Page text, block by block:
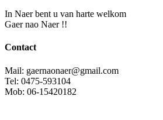
In Naer bent u van harte welkom
Gaer nao Naer !!
Contact
Mail: gaernaonaer@gmail.com
Tel: 0475-593104
Mob: 06-15420182